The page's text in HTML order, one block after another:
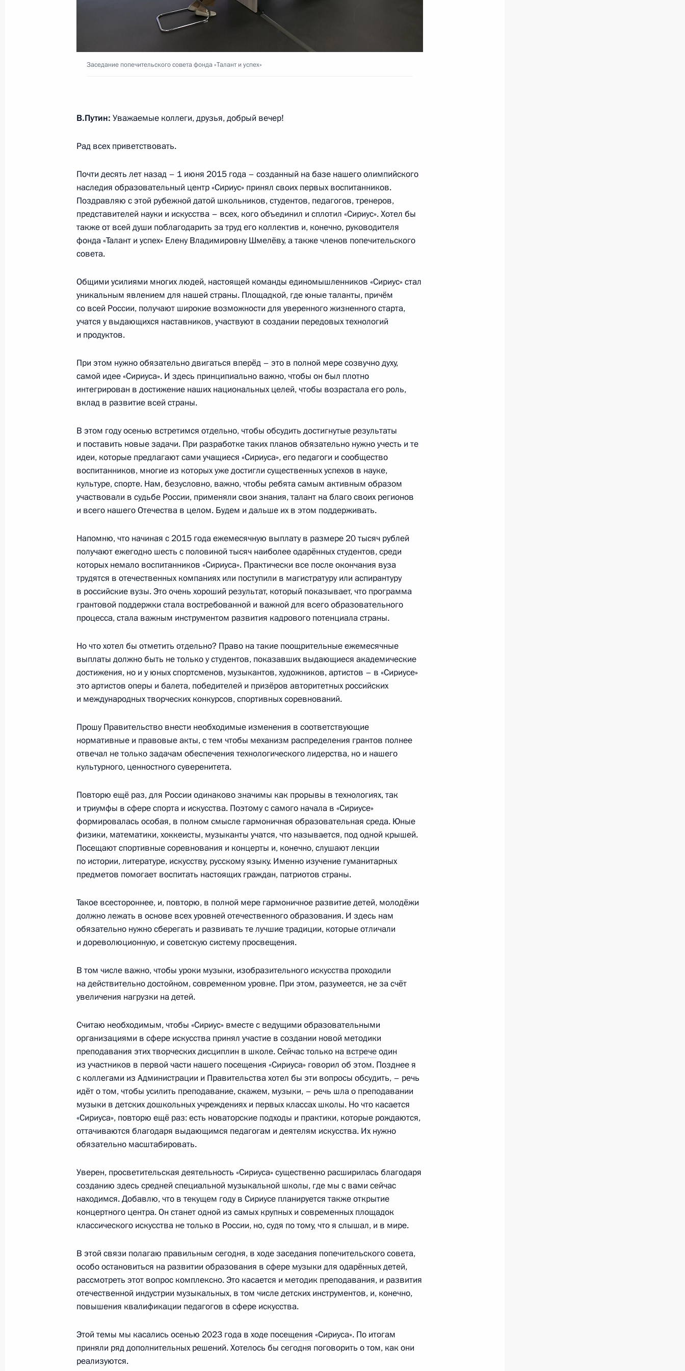
Встреча с Президентом Республики Сербской Милорадом
2 октября 2025 года, 23:15
Заседание попечительского совета фонда «Талант и успех»
Встреча с учащимися, выпускниками и педагогами «Сириуса»
и лауреатами конкурса «Созвездие»
19 мая 2025 года, 20:30
Совещание с членами Правительства и открытие объектов
лесопромышленного комплекса
14 апреля 2025 года, 18:40
Встреча с губернатором Краснодарского края Вениамином
Кондратьевым
24 марта 2025 года, 13:45
Совещание с членами Правительства
23 января 2025 года, 18:00
Президент ознакомился с новыми инвестпроектами в ряде
9 октября 2024 года, 21:00
Поездка в Краснодар
7 марта 2024 года
Встреча с губернатором Краснодарского края Вениамином
Кондратьевым
7 марта 2024 года, 15:35
Посещение Дворца самбо
7 марта 2024 года, 14:10
Встреча с выпускницами Краснодарского высшего военного
авиационного училища лётчиков
7 марта 2024 года, 13:20
Поездка в Сочи. Закрытие Всемирного фестиваля молодёжи
Встреча с участниками Всемирного фестиваля молодёжи
Беседа с иностранными студентами
Посещение учебно-экспериментального центра
по робототехнике «Прорыв-Сириус»
29 ноября 2023 года, 21:45
Встреча с молодыми учёными
Президенту доложено о ситуации со стихийными бедствиями
в различных регионах
Заседание попечительского совета фонда «Талант и успех»
4 октября 2023 года, 19:00
Встреча с учащимися и преподавателями образовательного
центра «Сириус»
Заседание попечительского совета фонда «Талант и успех»
В.Путин: Уважаемые коллеги, друзья, добрый вечер!
Рад всех приветствовать.
Почти десять лет назад – 1 июня 2015 года – созданный на базе нашего олимпийского
наследия образовательный центр «Сириус» принял своих первых воспитанников.
Поздравляю с этой рубежной датой школьников, студентов, педагогов, тренеров,
представителей науки и искусства – всех, кого объединил и сплотил «Сириус». Хотел бы
также от всей души поблагодарить за труд его коллектив и, конечно, руководителя
фонда «Талант и успех» Елену Владимировну Шмелёву, а также членов попечительского
совета.
Общими усилиями многих людей, настоящей команды единомышленников «Сириус» стал
уникальным явлением для нашей страны. Площадкой, где юные таланты, причём
со всей России, получают широкие возможности для уверенного жизненного старта,
учатся у выдающихся наставников, участвуют в создании передовых технологий
и продуктов.
При этом нужно обязательно двигаться вперёд – это в полной мере созвучно духу,
самой идее «Сириуса». И здесь принципиально важно, чтобы он был плотно
интегрирован в достижение наших национальных целей, чтобы возрастала его роль,
вклад в развитие всей страны.
В этом году осенью встретимся отдельно, чтобы обсудить достигнутые результаты
и поставить новые задачи. При разработке таких планов обязательно нужно учесть и те
идеи, которые предлагают сами учащиеся «Сириуса», его педагоги и сообщество
воспитанников, многие из которых уже достигли существенных успехов в науке,
культуре, спорте. Нам, безусловно, важно, чтобы ребята самым активным образом
участвовали в судьбе России, применяли свои знания, талант на благо своих регионов
и всего нашего Отечества в целом. Будем и дальше их в этом поддерживать.
Напомню, что начиная с 2015 года ежемесячную выплату в размере 20 тысяч рублей
получают ежегодно шесть с половиной тысяч наиболее одарённых студентов, среди
которых немало воспитанников «Сириуса». Практически все после окончания вуза
трудятся в отечественных компаниях или поступили в магистратуру или аспирантуру
в российские вузы. Это очень хороший результат, который показывает, что программа
грантовой поддержки стала востребованной и важной для всего образовательного
процесса, стала важным инструментом развития кадрового потенциала страны.
Но что хотел бы отметить отдельно? Право на такие поощрительные ежемесячные
выплаты должно быть не только у студентов, показавших выдающиеся академические
достижения, но и у юных спортсменов, музыкантов, художников, артистов – в «Сириусе»
это артистов оперы и балета, победителей и призёров авторитетных российских
и международных творческих конкурсов, спортивных соревнований.
Прошу Правительство внести необходимые изменения в соответствующие
нормативные и правовые акты, с тем чтобы механизм распределения грантов полнее
отвечал не только задачам обеспечения технологического лидерства, но и нашего
культурного, ценностного суверенитета.
Повторю ещё раз, для России одинаково значимы как прорывы в технологиях, так
и триумфы в сфере спорта и искусства. Поэтому с самого начала в «Сириусе»
формировалась особая, в полном смысле гармоничная образовательная среда. Юные
физики, математики, хоккеисты, музыканты учатся, что называется, под одной крышей.
Посещают спортивные соревнования и концерты и, конечно, слушают лекции
по истории, литературе, искусству, русскому языку. Именно изучение гуманитарных
предметов помогает воспитать настоящих граждан, патриотов страны.
Такое всестороннее, и, повторю, в полной мере гармоничное развитие детей, молодёжи
должно лежать в основе всех уровней отечественного образования. И здесь нам
обязательно нужно сберегать и развивать те лучшие традиции, которые отличали
и дореволюционную, и советскую систему просвещения.
В том числе важно, чтобы уроки музыки, изобразительного искусства проходили
на действительно достойном, современном уровне. При этом, разумеется, не за счёт
увеличения нагрузки на детей.
Считаю необходимым, чтобы «Сириус» вместе с ведущими образовательными
организациями в сфере искусства принял участие в создании новой методики
преподавания этих творческих дисциплин в школе. Сейчас только на встречеодин
из участников в первой части нашего посещения «Сириуса» говорил об этом. Позднее я
с коллегами из Администрации и Правительства хотел бы эти вопросы обсудить, – речь
идёт о том, чтобы усилить преподавание, скажем, музыки, – речь шла о преподавании
музыки в детских дошкольных учреждениях и первых классах школы. Но что касается
«Сириуса», повторю ещё раз: есть новаторские подходы и практики, которые рождаются,
оттачиваются благодаря выдающимся педагогам и деятелям искусства. Их нужно
обязательно масштабировать.
Уверен, просветительская деятельность «Сириуса» существенно расширилась благодаря
созданию здесь средней специальной музыкальной школы, где мы с вами сейчас
находимся. Добавлю, что в текущем году в Сириусе планируется также открытие
концертного центра. Он станет одной из самых крупных и современных площадок
классического искусства не только в России, но, судя по тому, что я слышал, и в мире.
В этой связи полагаю правильным сегодня, в ходе заседания попечительского совета,
особо остановиться на развитии образования в сфере музыки для одарённых детей,
рассмотреть этот вопрос комплексно. Это касается и методик преподавания, и развития
отечественной индустрии музыкальных, в том числе детских инструментов, и, конечно,
повышения квалификации педагогов в сфере искусства.
Этой темы мы касались осенью 2023 года в ходе посещения «Сириуса». По итогам
приняли ряд дополнительных решений. Хотелось бы сегодня поговорить о том, как они
реализуются.